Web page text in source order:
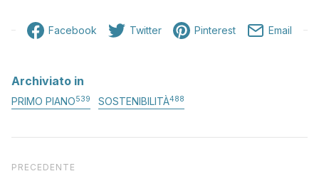
Facebook Twitter Pinterest Email
Archiviato in
PRIMO PIANO539 SOSTENIBILITÀ488
Articolo precedente
PRECEDENTE